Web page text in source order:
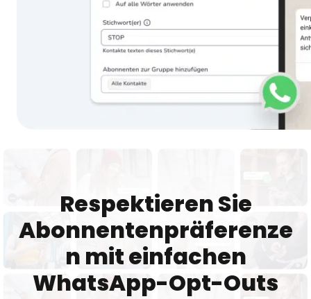
Respektieren Sie
Abonnentenpräferenze
n mit einfachen
WhatsApp-Opt-Outs